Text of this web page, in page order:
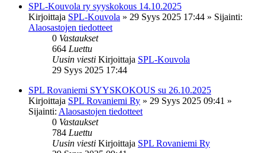
SPL-Kouvola ry syyskokous 14.10.2025
Kirjoittaja SPL-Kouvola » 29 Syys 2025 17:44 » Sijainti:
Alaosastojen tiedotteet
0 Vastaukset
664 Luettu
Uusin viesti Kirjoittaja SPL-Kouvola
29 Syys 2025 17:44
SPL Rovaniemi SYYSKOKOUS su 26.10.2025
Kirjoittaja SPL Rovaniemi Ry » 29 Syys 2025 09:41 »
Sijainti: Alaosastojen tiedotteet
0 Vastaukset
784 Luettu
Uusin viesti Kirjoittaja SPL Rovaniemi Ry